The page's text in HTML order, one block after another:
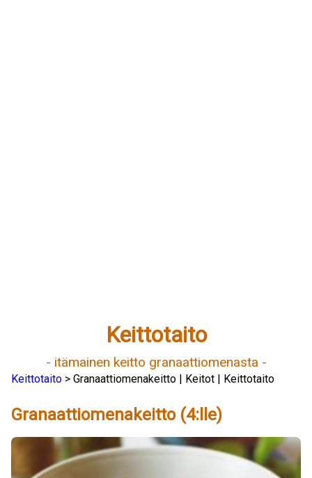
Keittotaito
- itämainen keitto granaattiomenasta -
Keittotaito > Granaattiomenakeitto | Keitot | Keittotaito
Granaattiomenakeitto (4:lle)